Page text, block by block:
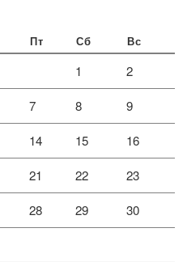
Пт Сб Вс
1 2
7 8 9
14 15 16
21 22 23
28 29 30